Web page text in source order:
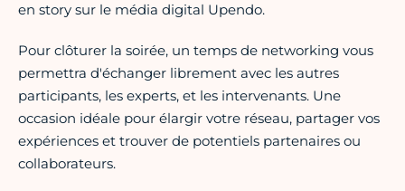
en story sur le média digital Upendo.
Pour clôturer la soirée, un temps de networking vous
permettra d'échanger librement avec les autres
participants, les experts, et les intervenants. Une
occasion idéale pour élargir votre réseau, partager vos
expériences et trouver de potentiels partenaires ou
collaborateurs.